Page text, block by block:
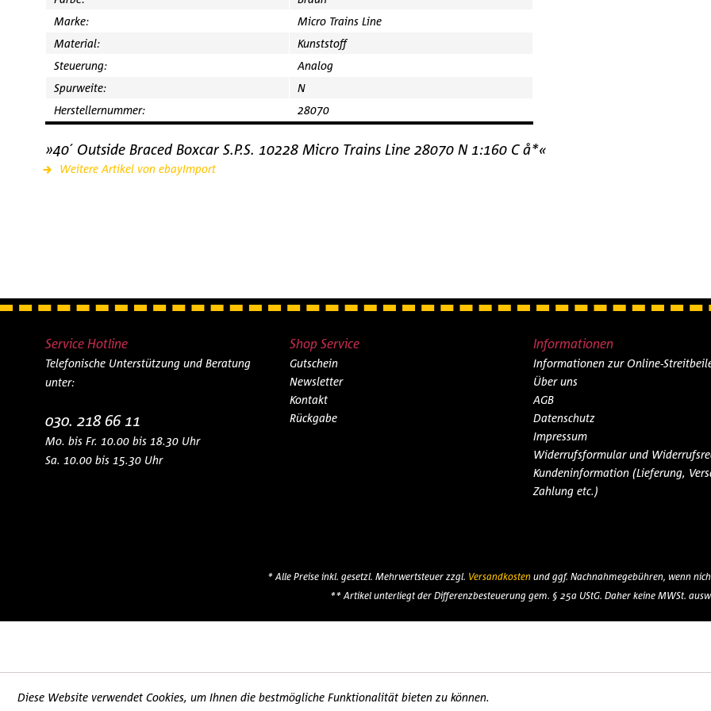
Marke:
Micro Trains Line
Material:
Kunststoff
Steuerung:
Analog
Spurweite:
N
Herstellernummer:
28070
»40´ Outside Braced Boxcar S.P.S. 10228 Micro Trains Line 28070 N 1:160 C å*«
Weitere Artikel von ebayImport
Service Hotline
Telefonische Unterstützung und Beratung
unter:
030. 218 66 11
Mo. bis Fr. 10.00 bis 18.30 Uhr
Sa. 10.00 bis 15.30 Uhr
Shop Service
Gutschein
Newsletter
Kontakt
Rückgabe
Informationen
Informationen zur Online-
Über uns
AGB
Datenschutz
Impressum
Widerrufsformular und
Kundeninformation (Lieferung,
Zahlung etc.)
* Alle Preise inkl. gesetzl. Mehrwertsteuer zzgl. Versandkosten und ggf. Nachnahmegebühren, wenn
** Artikel unterliegt der Differenzbesteuerung gem. § 25a UStG. Daher keine MWSt.
Diese Website verwendet Cookies, um Ihnen die bestmögliche Funktionalität bieten zu können.